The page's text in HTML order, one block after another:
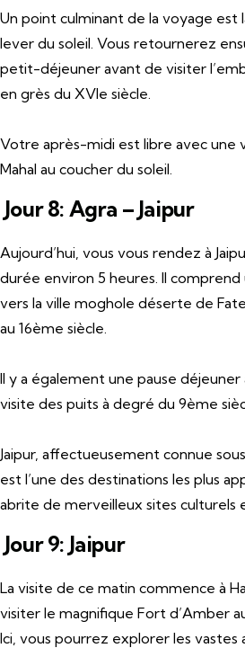
Un point culminant de la voyage est
lever du soleil. Vous retournerez
petit-déjeuner avant de visiter
en grès du XVIe siècle.
Votre après-midi est libre avec une
Mahal au coucher du soleil.
Jour 8: Agra – Jaipur
Aujourd’hui, vous vous rendez à
durée environ 5 heures. Il
vers la ville moghole déserte de
au 16ème siècle.
Il y a également une pause
visite des puits à degré du 9ème
Jaipur, affectueusement connue
est l’une des destinations les plus
abrite de merveilleux sites culturels
Jour 9: Jaipur
La visite de ce matin commence à
visiter le magnifique Fort d’Amber
Ici, vous pourrez explorer les